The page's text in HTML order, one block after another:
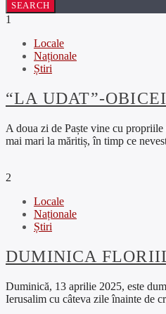
1
Locale
Naționale
Știri
“LA UDAT”-
A doua zi de Paște vine cu
mai mari la măritiș, în timp ce
2
Locale
Naționale
Știri
DUMINICA
Duminică, 13 aprilie 2025, este
Ierusalim cu câteva zile înainte de